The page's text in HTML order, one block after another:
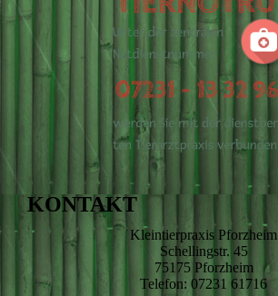
KONTAKT
Kleintierpraxis Pforzheim
Schellingstr. 45
75175 Pforzheim
Telefon: 07231 61716